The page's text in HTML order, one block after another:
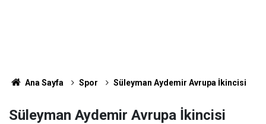
Ana Sayfa Spor Süleyman Aydemir Avrupa İkincisi
Süleyman Aydemir Avrupa İkincisi